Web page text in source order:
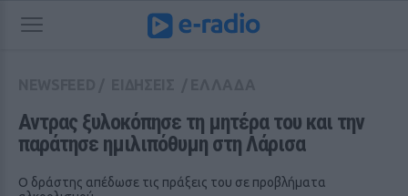
Αντρας ξυλοκόπησε τη μητέρα του και την
παράτησε ημιλιπόθυμη στη Λάρισα
Ο δράστης απέδωσε τις πράξεις του σε προβλήματα